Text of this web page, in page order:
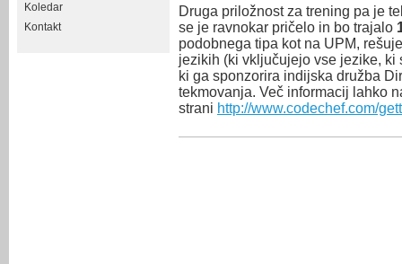
Koledar
Kontakt
Druga priložnost za trening pa je
se je ravnokar pričelo in bo trajalo
podobnega tipa kot na UPM,
jezikih (ki vključujejo vse jezike,
ki ga sponzorira indijska družba
tekmovanja. Več informacij lahko
strani http://www.codechef.com/